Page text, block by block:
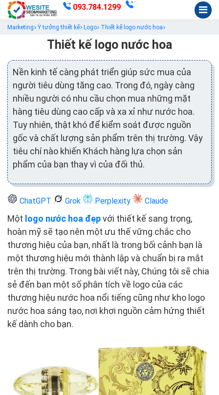
093.784.1299
Marketing Ý tưởng thiết kế Logo Thiết kế logo nước hoa
Thiết kế logo nước hoa
Nền kinh tế càng phát triển giúp sức mua của
người tiêu dùng tăng cao. Trong đó, ngày càng
nhiều người có nhu cầu chọn mua những mặt
hàng tiêu dùng cao cấp và xa xỉ như nước hoa.
Tuy nhiên, thật khó để kiểm soát được nguồn
gốc và chất lượng sản phẩm trên thị trường. Vậy
tiêu chí nào khiến Khách hàng lựa chọn sản
phẩm của bạn thay vì của đối thủ.
ChatGPT Grok Perplexity Claude
Một logo nước hoa đẹpvới thiết kế sang trọng,
hoàn mỹ sẽ tạo nên một ưu thế vững chắc cho
thương hiệu của bạn, nhất là trong bối cảnh bạn là
một thương hiệu mới thành lập và chuẩn bị ra mắt
trên thị trường. Trong bài viết này, Chúng tôi sẽ chia
sẻ đến bạn một số phân tích về logo của các
thương hiệu nước hoa nổi tiếng cũng như kho logo
nước hoa sáng tạo, nơi khơi nguồn cảm hứng thiết
kế dành cho bạn.